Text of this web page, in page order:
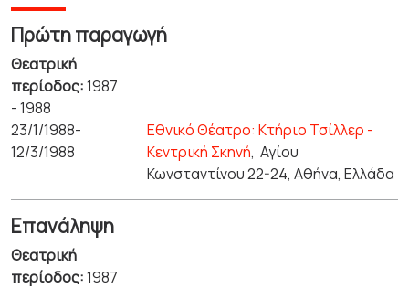
Πρώτη παραγωγή
Θεατρική
περίοδος:1987
- 1988
23/1/1988-
12/3/1988
Εθνικό Θέατρο: Κτήριο Τσίλλερ -
Κεντρική Σκηνή,Αγίου
Κωνσταντίνου 22-24, Αθήνα, Ελλάδα
Επανάληψη
Θεατρική
περίοδος:1987